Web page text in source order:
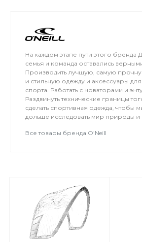
На каждом этапе пути этого бренда
семья и команда оставались
Производить лучшую, самую
и стильную одежду и аксессуары
спорта. Работать с новаторами и
Раздвинуть технические границы
сделать спортивная одежда, чтобы
дольше исследовать мир природы и
Все товары бренда O'Neill